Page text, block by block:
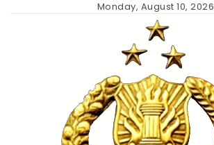
Monday, August 10, 2026